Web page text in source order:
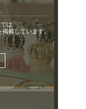
は
掲載しています。